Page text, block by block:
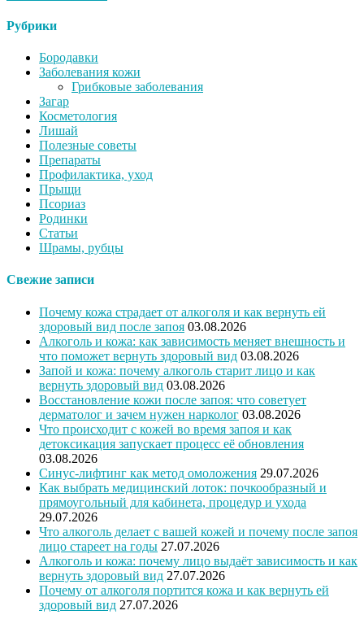
Рубрики
Бородавки
Заболевания кожи
Грибковые заболевания
Загар
Косметология
Лишай
Полезные советы
Препараты
Профилактика, уход
Прыщи
Псориаз
Родинки
Статьи
Шрамы, рубцы
Свежие записи
Почему кожа страдает от алкоголя и как вернуть ей
здоровый вид после запоя 03.08.2026
Алкоголь и кожа: как зависимость меняет внешность и
что поможет вернуть здоровый вид 03.08.2026
Запой и кожа: почему алкоголь старит лицо и как
вернуть здоровый вид 03.08.2026
Восстановление кожи после запоя: что советует
дерматолог и зачем нужен нарколог 03.08.2026
Что происходит с кожей во время запоя и как
детоксикация запускает процесс её обновления
03.08.2026
Синус-лифтинг как метод омоложения 29.07.2026
Как выбрать медицинский лоток: почкообразный и
прямоугольный для кабинета, процедур и ухода
29.07.2026
Что алкоголь делает с вашей кожей и почему после запоя
лицо стареет на годы 27.07.2026
Алкоголь и кожа: почему лицо выдаёт зависимость и как
вернуть здоровый вид 27.07.2026
Почему от алкоголя портится кожа и как вернуть ей
здоровый вид 27.07.2026